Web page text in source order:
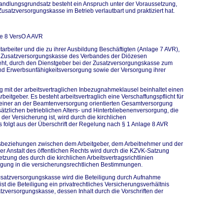
besteht ein Anspruch unter der Voraussetzung,
im Betrieb verlautbart und praktiziert hat.
8 VersO A AVR
und die zu ihrer Ausbildung Beschäftigten (Anlage 7 AVR),
des Verbandes der Diözesen
durch den Dienstgeber bei der Zusatzversorgungskasse zum
Erwerbsunfähigkeitsversorgung sowie der Versorgung ihrer
mit der arbeitsvertraglichen Inbezugnahmeklausel beinhaltet einen
Es besteht arbeitsvertraglich eine Verschaffungspflicht für
an der Beamtenversorgung orientierten Gesamtversorgung
betrieblichen Alters- und Hinterbliebenenversorgung, die
Versicherung ist, wird durch die kirchlichen
aus der Überschrift der Regelung nach § 1 Anlage 8 AVR
zwischen dem Arbeitgeber, dem Arbeitnehmer und der
Anstalt des öffentlichen Rechts wird durch die KZVK-Satzung
des durch die kirchlichen Arbeitsvertragsrichtlinien
in die versicherungsrechtlichen Bestimmungen.
wird die Beteiligung durch Aufnahme
die Beteiligung ein privatrechtliches Versicherungsverhältnis
dessen Inhalt durch die Vorschriften der